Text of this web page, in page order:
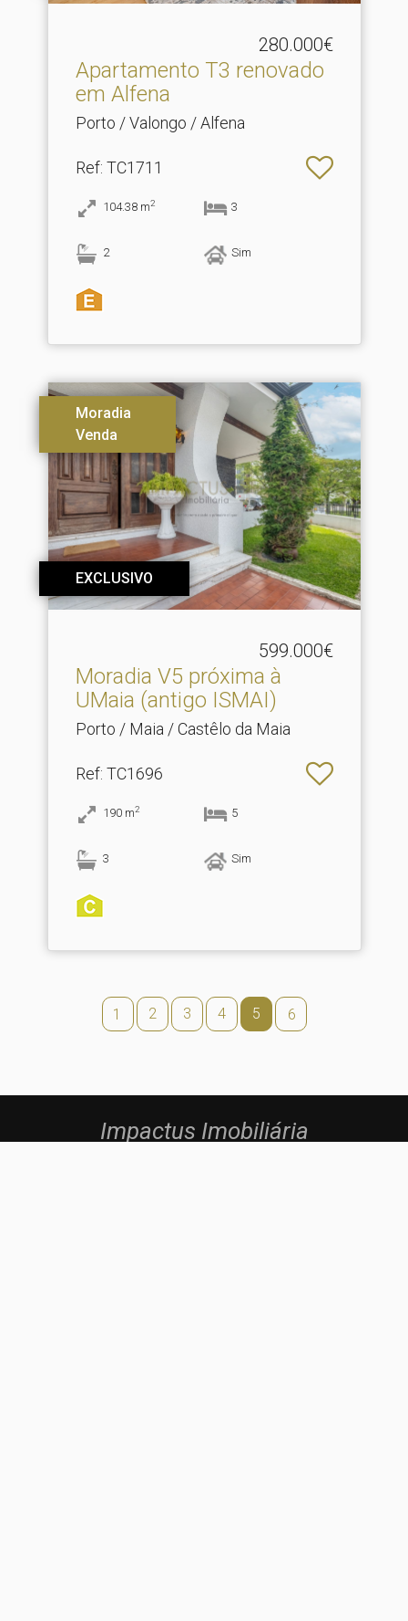
280.000€
Apartamento T3 renovado
em Alfena
Porto / Valongo / Alfena
Ref: TC1711
104.38 m2 3
2 Sim
Moradia
Venda
EXCLUSIVO
599.000€
Moradia V5 próxima à
UMaia (antigo ISMAI)
Porto / Maia / Castêlo da Maia
Ref: TC1696
190 m2 5
3 Sim
1 2 3 4 5 6
Impactus Imobiliária